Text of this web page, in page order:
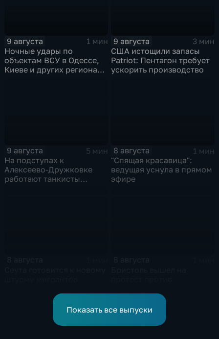
9 августа
1 мин
Ночные удары по
объектам ВСУ в Одессе,
Киеве и других регионах
9 августа
3 мин
США истощили запасы
Patriot: Пентагон требует
ускорить производство
9 августа
5 мин
На подступах к
Алексеево-Дружковке
работают танкисты
8 августа
1 мин
"Спящая красавица":
ведущая уснула в прямом
эфире
Показать все выпуски